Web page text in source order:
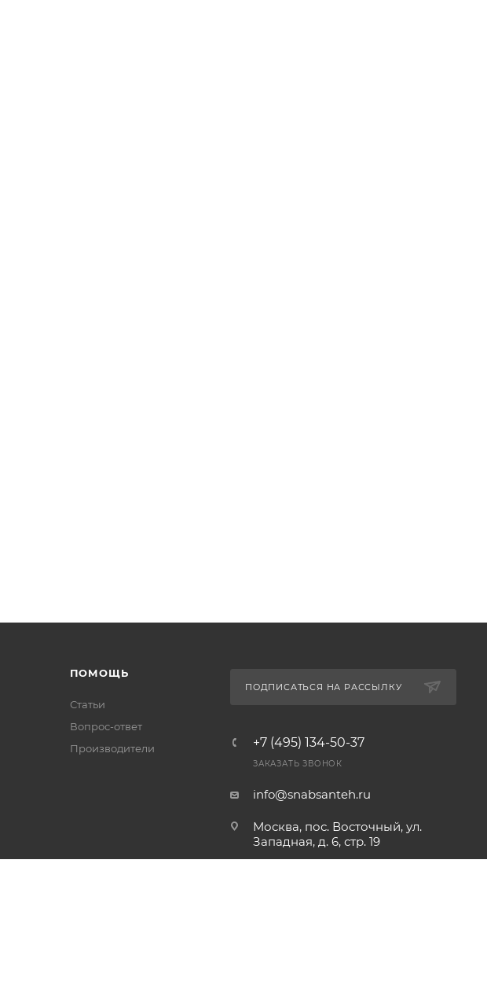
ПОМОЩЬ
Статьи
Вопрос-ответ
Производители
ПОДПИСАТЬСЯ НА РАССЫЛКУ
+7 (495) 134-50-37
ЗАКАЗАТЬ ЗВОНОК
info@snabsanteh.ru
Москва, пос. Восточный, ул.
Западная, д. 6, стр. 19